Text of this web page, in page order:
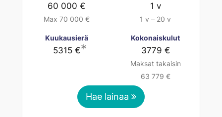
60 000 €
Max 70 000 €
1 v
1 v – 20 v
Kuukausierä
5315 €∗
Kokonaiskulut
3779 €
Maksat takaisin
63 779 €
Hae lainaa